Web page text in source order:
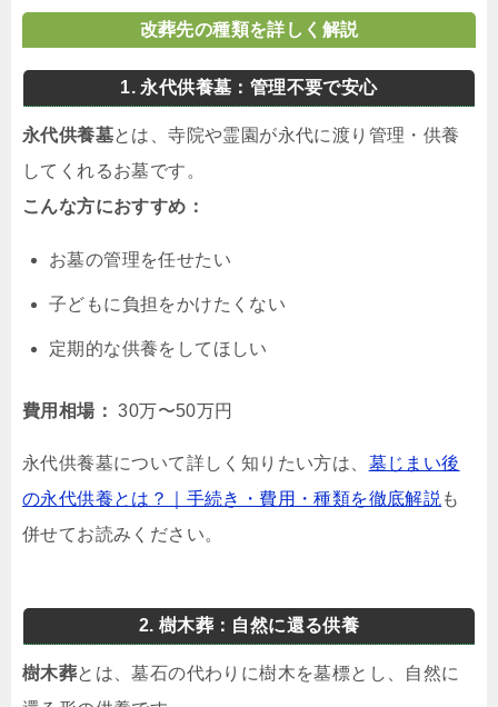
改葬先の種類を詳しく解説
1. 永代供養墓：管理不要で安心
永代供養墓とは、寺院や霊園が永代に渡り管理・供養
してくれるお墓です。
こんな方におすすめ：
お墓の管理を任せたい
子どもに負担をかけたくない
定期的な供養をしてほしい
費用相場： 30万〜50万円
永代供養墓について詳しく知りたい方は、 墓じまい後
の永代供養とは？｜手続き・費用・種類を徹底解説 も
併せてお読みください。
2. 樹木葬：自然に還る供養
樹木葬とは、墓石の代わりに樹木を墓標とし、自然に